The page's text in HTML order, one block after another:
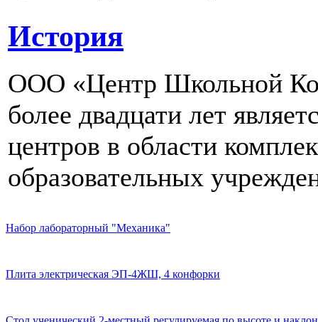
История
ООО «Центр Школьной
более двадцати лет
центров в области
образовательных
Набор лабораторный "Механика"
Плита электрическая ЭП-4ЖШ, 4 конфорки